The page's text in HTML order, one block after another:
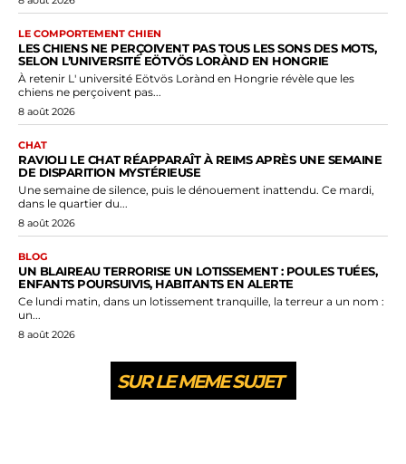
LE COMPORTEMENT CHIEN
LES CHIENS NE PERÇOIVENT PAS TOUS LES SONS DES MOTS,
SELON L’UNIVERSITÉ EÖTVÖS LORÀND EN HONGRIE
À retenir L' université Eötvös Lorànd en Hongrie révèle que les
chiens ne perçoivent pas...
8 août 2026
CHAT
RAVIOLI LE CHAT RÉAPPARAÎT À REIMS APRÈS UNE SEMAINE
DE DISPARITION MYSTÉRIEUSE
Une semaine de silence, puis le dénouement inattendu. Ce mardi,
dans le quartier du...
8 août 2026
BLOG
UN BLAIREAU TERRORISE UN LOTISSEMENT : POULES TUÉES,
ENFANTS POURSUIVIS, HABITANTS EN ALERTE
Ce lundi matin, dans un lotissement tranquille, la terreur a un nom :
un...
8 août 2026
SUR LE MEME SUJET